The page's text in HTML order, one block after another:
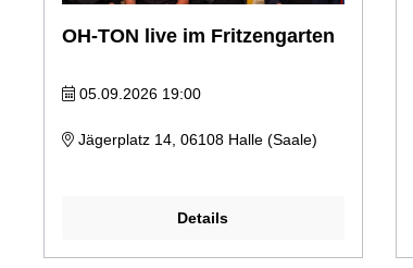
OH-TON live im Fritzengarten
05.09.2026 19:00
Jägerplatz 14, 06108 Halle (Saale)
Details